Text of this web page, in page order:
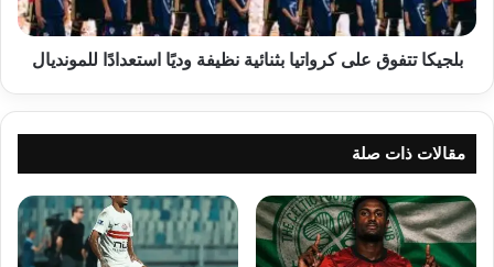
استعدادًا
للمونديال
بلجيكا تتفوق على كرواتيا بثنائية نظيفة وديًا استعدادًا للمونديال
مقالات ذات صلة